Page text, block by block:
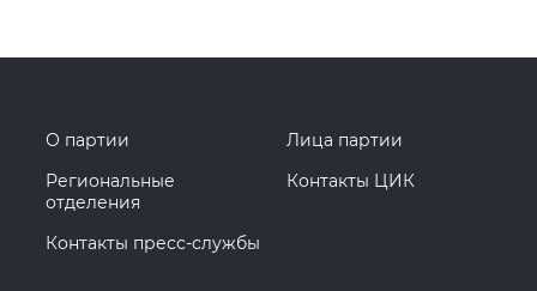
О партии
Лица партии
Региональные
отделения
Контакты ЦИК
Контакты пресс-службы